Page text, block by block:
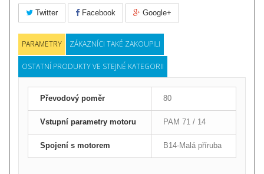
Twitter Facebook Google+
PARAMETRY ZÁKAZNÍCI TAKÉ ZAKOUPILI
OSTATNÍ PRODUKTY VE STEJNÉ KATEGORII
Převodový poměr 80
Vstupní parametry motoru PAM 71 / 14
Spojení s motorem B14-Malá příruba